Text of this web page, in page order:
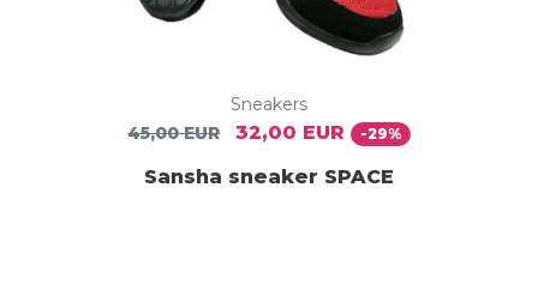
Sneakers
45,00 EUR
32,00 EUR -29%
Sansha sneaker SPACE